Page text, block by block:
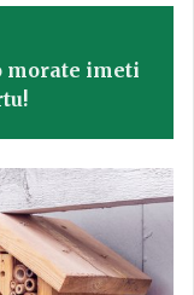
morate imeti